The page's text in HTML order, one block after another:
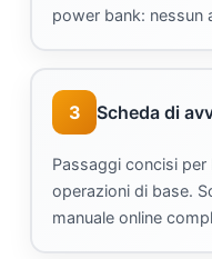
power bank: nessun
3 Scheda di
Passaggi concisi per
operazioni di base.
manuale online